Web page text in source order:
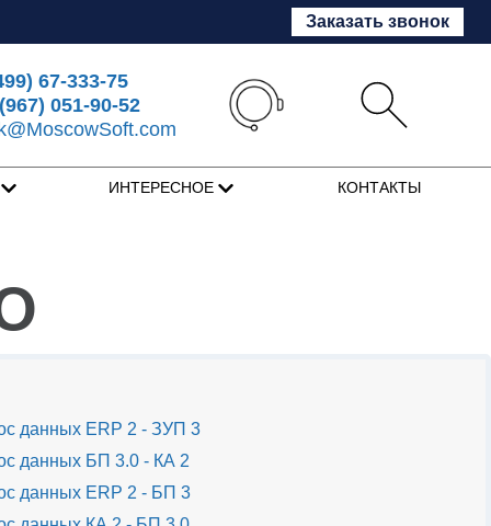
Заказать звонок
67-333-75
051-90-52
ИНТЕРЕСНОЕ КОНТАКТЫ
данных ERP 2 - ЗУП 3
данных БП 3.0 - КА 2
данных ERP 2 - БП 3